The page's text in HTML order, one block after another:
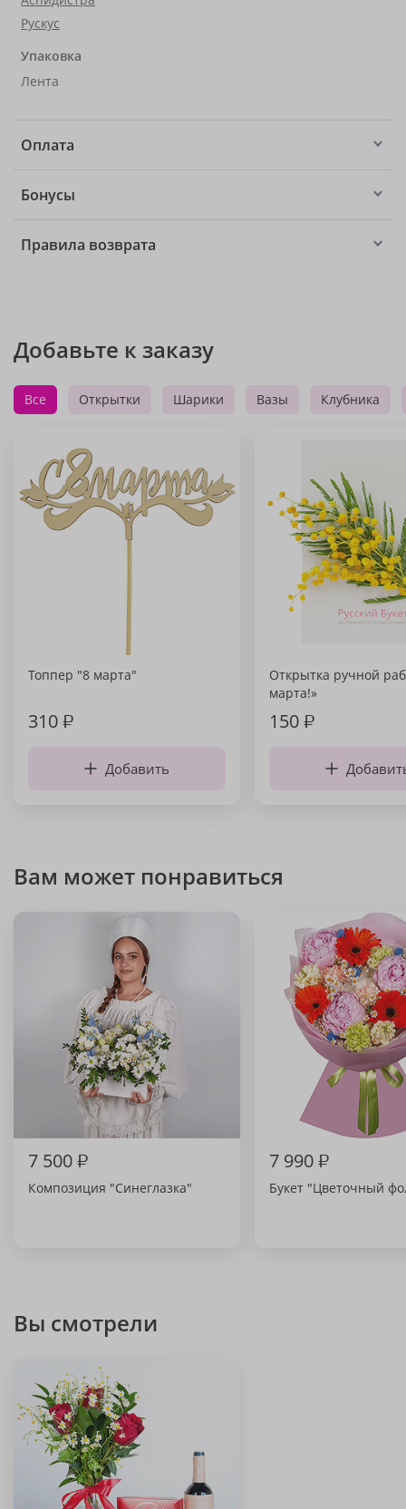
Рускус
Упаковка
Лента
Оплата
Бонусы
Правила возврата
Добавьте к заказу
Все Открытки Шарики Вазы Клубника
Топпер "8 марта"
310₽
Добавить
Открытка ручной
марта!»
150₽
Вам может понравиться
7 500₽
Композиция "Синеглазка"
7 990₽
Букет "Цветочный
Вы смотрели